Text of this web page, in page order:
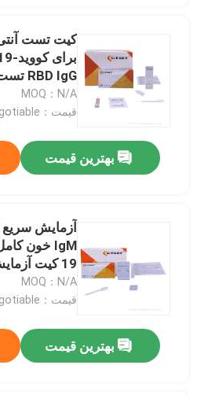
RBD IgG تست سریع آنتی بادی
MOQ：N/A
قیمت：negotiable
بهترین قیمت
19 کیت آزمایش آنتی بادی
MOQ：N/A
قیمت：negotiable
بهترین قیمت